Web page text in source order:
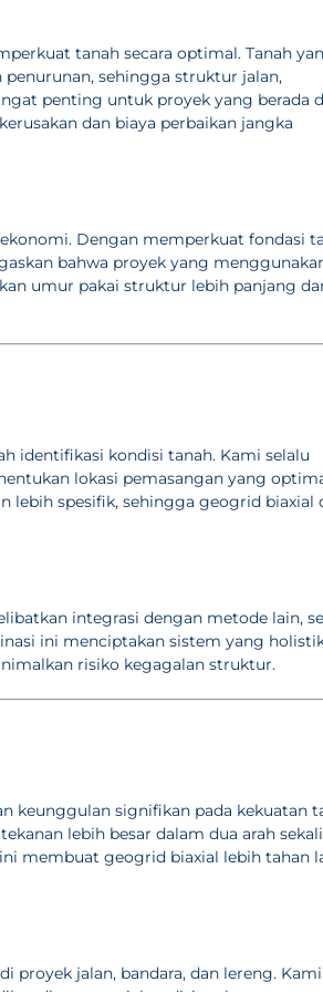
tanah secara optimal. Tanah
sehingga struktur jalan,
penting untuk proyek yang berada
dan biaya perbaikan jangka
Dengan memperkuat fondasi
bahwa proyek yang
umur pakai struktur lebih panjang
identifikasi kondisi tanah. Kami selalu
lokasi pemasangan yang
lebih spesifik, sehingga geogrid biaxial
integrasi dengan metode lain,
ini menciptakan sistem yang
risiko kegagalan struktur.
keunggulan signifikan pada kekuatan
lebih besar dalam dua arah
membuat geogrid biaxial lebih tahan
proyek jalan, bandara, dan lereng. Kami